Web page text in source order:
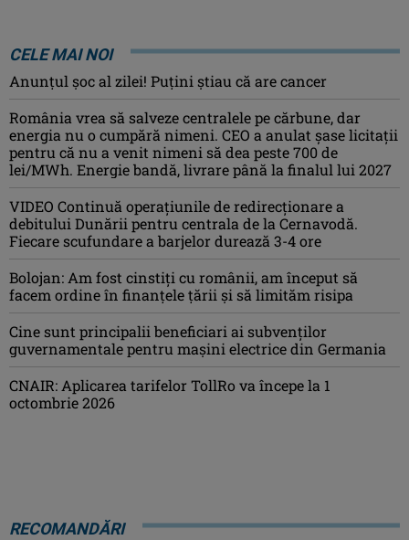
CELE MAI NOI
Anunţul şoc al zilei! Puţini ştiau că are cancer
România vrea să salveze centralele pe cărbune, dar
energia nu o cumpără nimeni. CEO a anulat șase licitații
pentru că nu a venit nimeni să dea peste 700 de
lei/MWh. Energie bandă, livrare până la finalul lui 2027
VIDEO Continuă operațiunile de redirecționare a
debitului Dunării pentru centrala de la Cernavodă.
Fiecare scufundare a barjelor durează 3-4 ore
Bolojan: Am fost cinstiţi cu românii, am început să
facem ordine în finanţele ţării şi să limităm risipa
Cine sunt principalii beneficiari ai subvenţilor
guvernamentale pentru mașini electrice din Germania
CNAIR: Aplicarea tarifelor TollRo va începe la 1
octombrie 2026
RECOMANDĂRI